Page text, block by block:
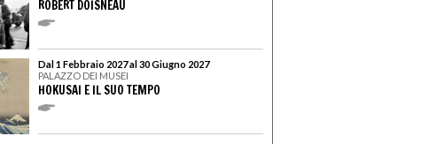
ROBERT DOISNEAU
Dal 1 Febbraio 2027 al 30 Giugno 2027
PALAZZO DEI MUSEI
HOKUSAI E IL SUO TEMPO